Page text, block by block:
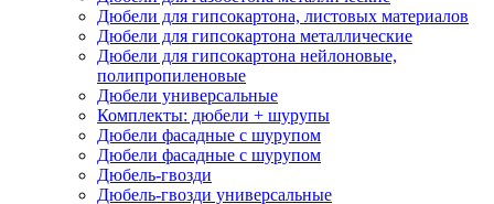
Дюбели для гипсокартона, листовых материалов
Дюбели для гипсокартона металлические
Дюбели для гипсокартона нейлоновые,
полипропиленовые
Дюбели универсальные
Комплекты: дюбели + шурупы
Дюбели фасадные с шурупом
Дюбели фасадные с шурупом
Дюбель-гвозди
Дюбель-гвозди универсальные